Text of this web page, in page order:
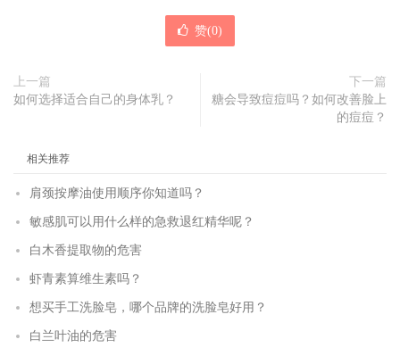
赞(0)
上一篇
如何选择适合自己的身体乳？
下一篇
糖会导致痘痘吗？如何改善脸上
的痘痘？
相关推荐
肩颈按摩油使用顺序你知道吗？
敏感肌可以用什么样的急救退红精华呢？
白木香提取物的危害
虾青素算维生素吗？
想买手工洗脸皂，哪个品牌的洗脸皂好用？
白兰叶油的危害